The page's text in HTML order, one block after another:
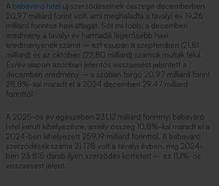
A babaváró hitel új szerződéseinek összege decemberben
20,97 milliárd forint volt, ami meghaladta a tavalyi év 19,26
milliárd forintos havi átlagát. Sőt mi több, a decemberi
eredmény a tavalyi év harmadik legerősebb havi
eredményének számít – azt csupán a szeptemberi (21,81
milliárd) és az októberi (22,80 milliárd) számok múlták felül.
Év/év alapon azonban jelentős visszaesést jelentett a
decemberi eredmény – a szóban forgó 20,97 milliárd forint
28,8%-kal maradt el a 2024 decemberi 29,47 milliárd
forinttól.
A 2025-ös év egészében 231,12 milliárd forintnyi babaváró
hitel került kihelyezésre, amely összeg 10,8%-kal maradt el a
2024-ben kihelyezett 259,19 milliárd forinttól. A babaváró
szerződések száma 21 178 volt a tavalyi évben, míg 2024-
ben 23 815 darab ilyen szerződés köttetett – ez 11,1%-os
visszaesést jelent.